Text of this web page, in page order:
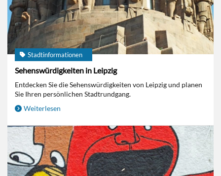
Stadtinformationen
Sehenswürdigkeiten in Leipzig
Entdecken Sie die Sehenswürdigkeiten von Leipzig und planen
Sie Ihren persönlichen Stadtrundgang.
Weiterlesen